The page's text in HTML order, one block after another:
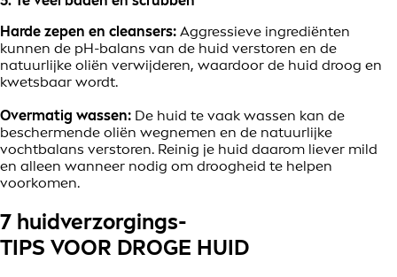
Harde zepen en cleansers: Aggressieve ingrediënten
kunnen de pH-balans van de huid verstoren en de
natuurlijke oliën verwijderen, waardoor de huid droog en
kwetsbaar wordt.
Overmatig wassen: De huid te vaak wassen kan de
beschermende oliën wegnemen en de natuurlijke
vochtbalans verstoren. Reinig je huid daarom liever mild
en alleen wanneer nodig om droogheid te helpen
voorkomen.
7 huidverzorgings-
TIPS VOOR DROGE HUID